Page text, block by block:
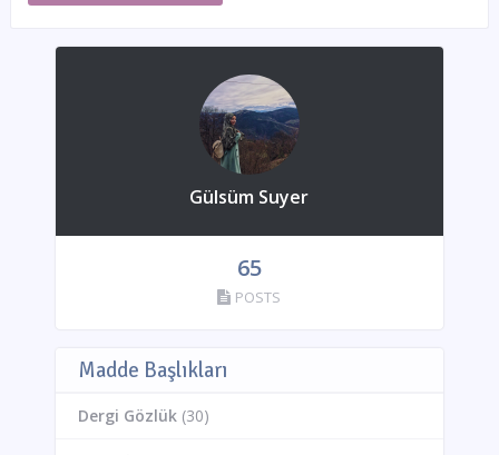
Gülsüm Suyer
65
POSTS
Madde Başlıkları
Dergi Gözlük(30)